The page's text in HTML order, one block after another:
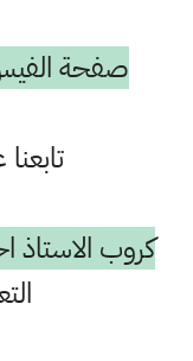
الفيس بوك
تابعنا على
احمد
التعليمي